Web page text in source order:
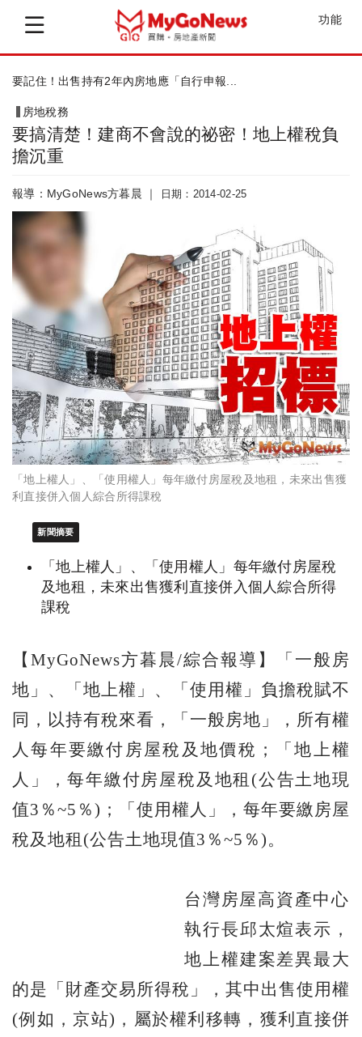
功能
要記住！出售持有2年內房地應「自行申報...
房地稅務
要搞清楚！建商不會說的祕密！地上權稅負
擔沉重
報導：MyGoNews方暮晨 ｜ 日期：2014-02-25
「地上權人」、「使用權人」每年繳付房屋稅及地租，未來出售獲
利直接併入個人綜合所得課稅
新聞摘要
「地上權人」、「使用權人」每年繳付房屋稅
及地租，未來出售獲利直接併入個人綜合所得
課稅
【MyGoNews方暮晨/綜合報導】「一般房
地」、「地上權」、「使用權」負擔稅賦不
同，以持有稅來看，「一般房地」，所有權
人每年要繳付房屋稅及地價稅；「地上權
人」，每年繳付房屋稅及地租(公告土地現
值3％~5％)；「使用權人」，每年要繳房屋
稅及地租(公告土地現值3％~5％)。
台灣房屋高資產中心
執行長邱太煊表示，
地上權建案差異最大
的是「財產交易所得稅」，其中出售使用權
(例如，京站)，屬於權利移轉，獲利直接併